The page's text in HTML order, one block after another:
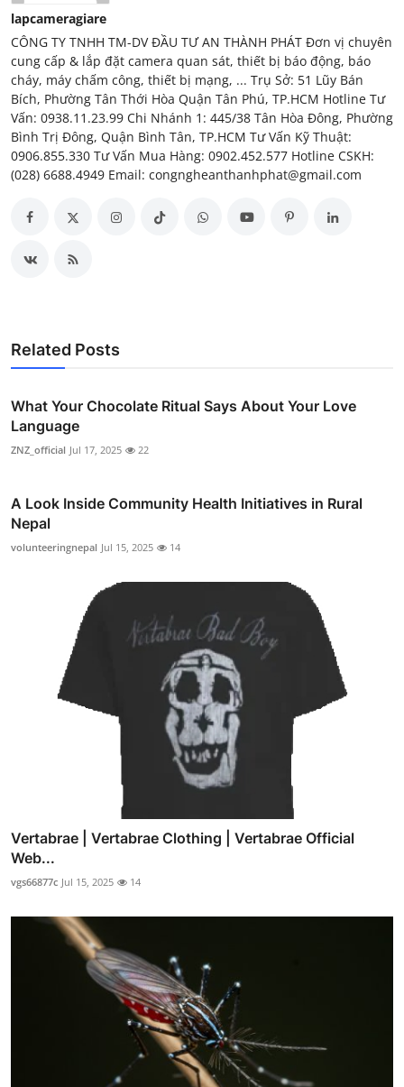
lapcameragiare
CÔNG TY TNHH TM-DV ĐẦU TƯ AN THÀNH PHÁT Đơn vị chuyên
cung cấp & lắp đặt camera quan sát, thiết bị báo động, báo
cháy, máy chấm công, thiết bị mạng, ... Trụ Sở: 51 Lũy Bán
Bích, Phường Tân Thới Hòa Quận Tân Phú, TP.HCM Hotline Tư
Vấn: 0938.11.23.99 Chi Nhánh 1: 445/38 Tân Hòa Đông, Phường
Bình Trị Đông, Quận Bình Tân, TP.HCM Tư Vấn Kỹ Thuật:
0906.855.330 Tư Vấn Mua Hàng: 0902.452.577 Hotline CSKH:
(028) 6688.4949 Email: congngheanthanhphat@gmail.com
Related Posts
What Your Chocolate Ritual Says About Your Love
Language
ZNZ_official Jul 17, 2025 22
A Look Inside Community Health Initiatives in Rural
Nepal
volunteeringnepal Jul 15, 2025 14
Vertabrae | Vertabrae Clothing | Vertabrae Official
Web...
vgs66877c Jul 15, 2025 14